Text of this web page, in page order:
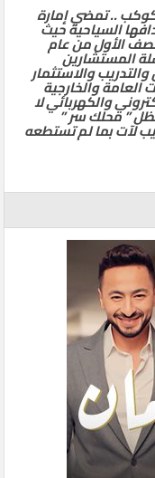
.. تمضي إمارة
السياحية حيث
في النصف الأول من عام
شلة المستشارين
والاستثمار
العامة والخارجية
والكهربائي لا
” محلك سر ”
لآت بما لم تستطعه